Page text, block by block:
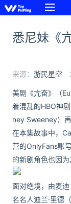
悉尼妹《
来源： 游民星空
美剧《亢奋》（
着混乱的HBO神
ney Sweeney）
在本集故事中，
营的OnlyFans账
的新剧角色也因为
面对绝境，由麦
名名人迪兰·里德